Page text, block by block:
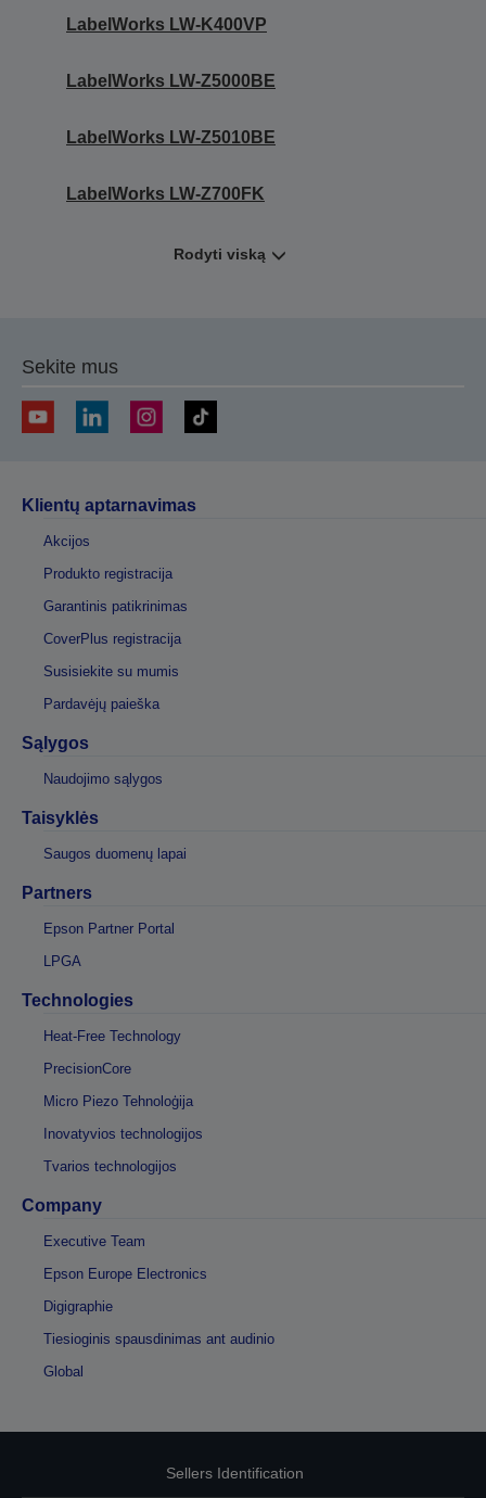
LabelWorks LW-K400VP
LabelWorks LW-Z5000BE
LabelWorks LW-Z5010BE
LabelWorks LW-Z700FK
Rodyti viską
Sekite mus
Klientų aptarnavimas
Akcijos
Produkto registracija
Garantinis patikrinimas
CoverPlus registracija
Susisiekite su mumis
Pardavėjų paieška
Sąlygos
Naudojimo sąlygos
Taisyklės
Saugos duomenų lapai
Partners
Epson Partner Portal
LPGA
Technologies
Heat-Free Technology
PrecisionCore
Micro Piezo Tehnoloģija
Inovatyvios technologijos
Tvarios technologijos
Company
Executive Team
Epson Europe Electronics
Digigraphie
Tiesioginis spausdinimas ant audinio
Global
Sellers Identification